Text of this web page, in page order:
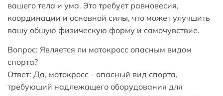
вашего тела и ума. Это требует равновесия,
координации и основной силы, что может улучшить
вашу общую физическую форму и самочувствие.
Вопрос: Является ли мотокросс опасным видом
спорта?
Ответ: Да, мотокросс - опасный вид спорта,
требующий надлежащего оборудования для